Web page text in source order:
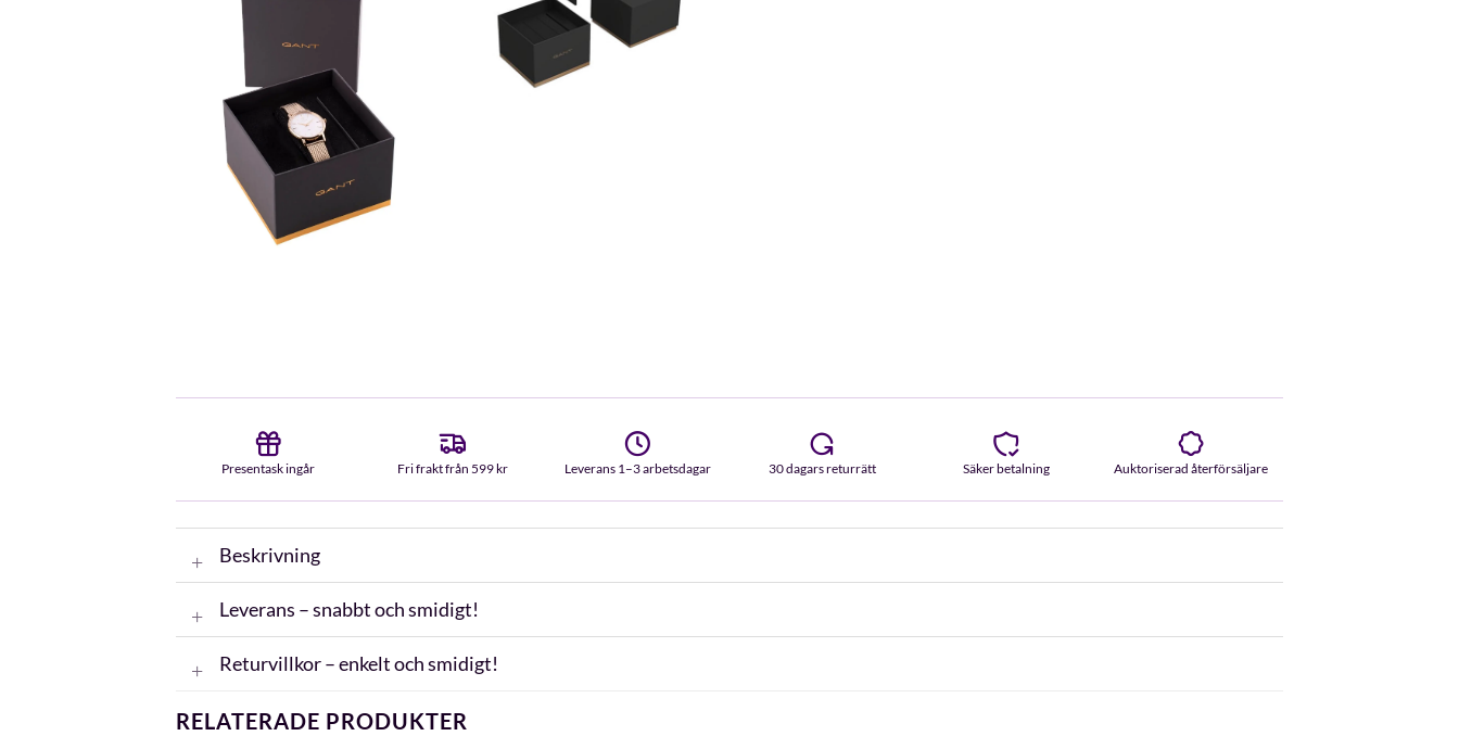
Presentask ingår Fri frakt från 599 kr Leverans 1–3 arbetsdagar 30 dagars returrätt Säker betalning Auktoriserad återförsäljare
Beskrivning
Leverans – snabbt och smidigt!
Returvillkor – enkelt och smidigt!
RELATERADE PRODUKTER